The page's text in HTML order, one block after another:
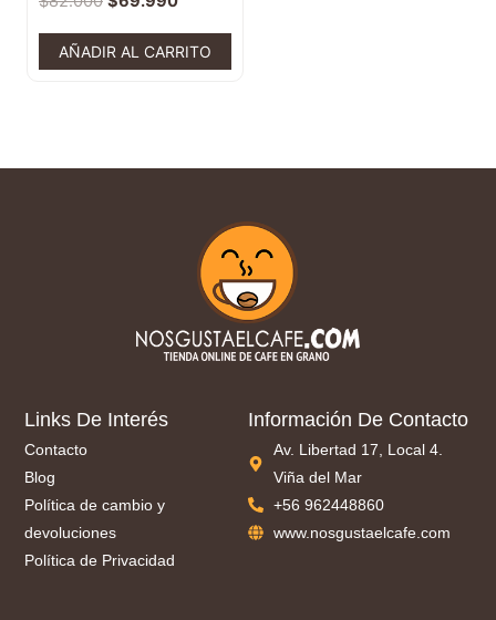
AÑADIR AL CARRITO
Links De Interés
Contacto
Blog
Política de cambio y
devoluciones
Política de Privacidad
Información De Contacto
Av. Libertad 17, Local 4.
Viña del Mar
+56 962448860
www.nosgustaelcafe.com